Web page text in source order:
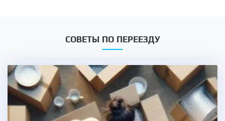
СОВЕТЫ ПО ПЕРЕЕЗДУ